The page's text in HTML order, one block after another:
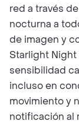
red a través
nocturna a
de imagen y
Starlight Night
sensibilidad
incluso en
movimiento y
notificación al